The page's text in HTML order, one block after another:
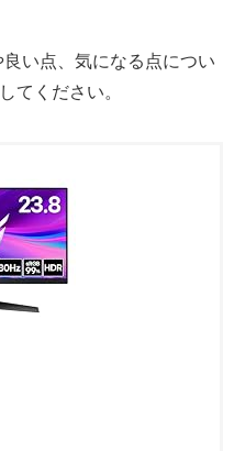
良い点、気になる点につい
てください。